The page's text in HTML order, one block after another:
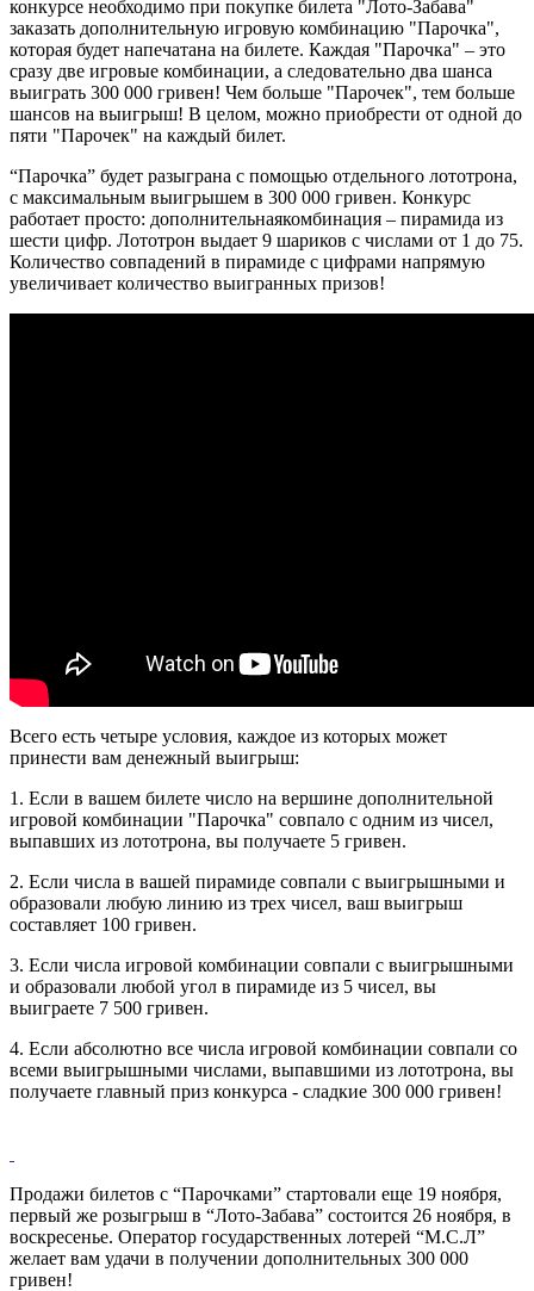
конкурсе необходимо при покупке билета "Лото-Забава"
заказать дополнительную игровую комбинацию "Парочка",
которая будет напечатана на билете. Каждая "Парочка" – это
сразу две игровые комбинации, а следовательно два шанса
выиграть 300 000 гривен! Чем больше "Парочек", тем больше
шансов на выигрыш! В целом, можно приобрести от одной до
пяти "Парочек" на каждый билет.
“Парочка” будет разыграна с помощью отдельного лототрона,
с максимальным выигрышем в 300 000 гривен. Конкурс
работает просто: дополнительнаякомбинация – пирамида из
шести цифр. Лототрон выдает 9 шариков с числами от 1 до 75.
Количество совпадений в пирамиде с цифрами напрямую
увеличивает количество выигранных призов!
Всего есть четыре условия, каждое из которых может
принести вам денежный выигрыш:
1. Если в вашем билете число на вершине дополнительной
игровой комбинации "Парочка" совпало с одним из чисел,
выпавших из лототрона, вы получаете 5 гривен.
2. Если числа в вашей пирамиде совпали с выигрышными и
образовали любую линию из трех чисел, ваш выигрыш
составляет 100 гривен.
3. Если числа игровой комбинации совпали с выигрышными
и образовали любой угол в пирамиде из 5 чисел, вы
выиграете 7 500 гривен.
4. Если абсолютно все числа игровой комбинации совпали со
всеми выигрышными числами, выпавшими из лототрона, вы
получаете главный приз конкурса - сладкие 300 000 гривен!
Продажи билетов с “Парочками” стартовали еще 19 ноября,
первый же розыгрыш в “Лото-Забава” состоится 26 ноября, в
воскресенье. Оператор государственных лотерей “М.С.Л”
желает вам удачи в получении дополнительных 300 000
гривен!